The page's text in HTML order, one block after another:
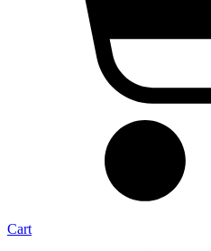
Cart